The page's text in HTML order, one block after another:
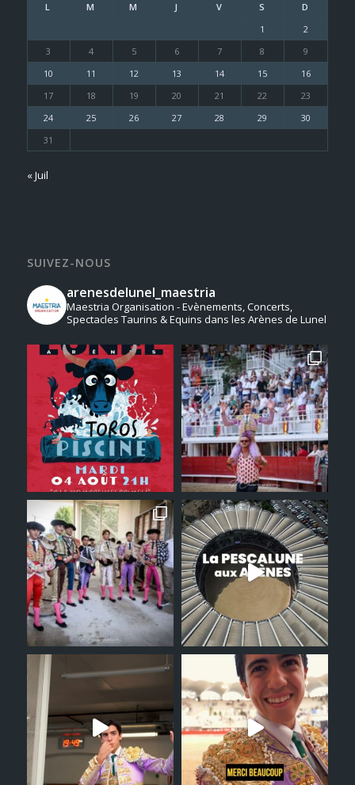
L M M J V S
D
1
2
3
4 5 6 7 8
9
10
11 12 13 14 15
16
17
18 19 20 21 22
23
24
25 26 27 28 29
30
31
« Juil
SUIVEZ-NOUS
arenesdelunel_maestria
Maestria Organisation - Evènements, Concerts,
Spectacles Taurins & Equins dans les Arènes de Lunel